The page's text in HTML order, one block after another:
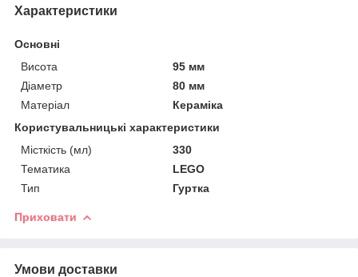
Характеристики
Основні
Висота
95 мм
Діаметр
80 мм
Матеріал
Кераміка
Користувальницькі характеристики
Місткість (мл)
330
Тематика
LEGO
Тип
Гуртка
Приховати
Умови доставки